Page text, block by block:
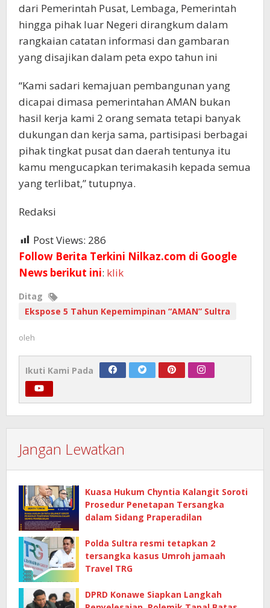
dari Pemerintah Pusat, Lembaga, Pemerintah
hingga pihak luar Negeri dirangkum dalam
rangkaian catatan informasi dan gambaran
yang disajikan dalam peta expo tahun ini
“Kami sadari kemajuan pembangunan yang
dicapai dimasa pemerintahan AMAN bukan
hasil kerja kami 2 orang semata tetapi banyak
dukungan dan kerja sama, partisipasi berbagai
pihak tingkat pusat dan daerah tentunya itu
kamu mengucapkan terimakasih kepada semua
yang terlibat,” tutupnya.
Redaksi
Post Views: 286
Follow Berita Terkini Nilkaz.com di Google
News berikut ini: klik
Ditag
Ekspose 5 Tahun Kepemimpinan “AMAN” Sultra
oleh
Ikuti Kami Pada
Jangan Lewatkan
Kuasa Hukum Chyntia Kalangit Soroti
Prosedur Penetapan Tersangka
dalam Sidang Praperadilan
Polda Sultra resmi tetapkan 2
tersangka kasus Umroh jamaah
Travel TRG
DPRD Konawe Siapkan Langkah